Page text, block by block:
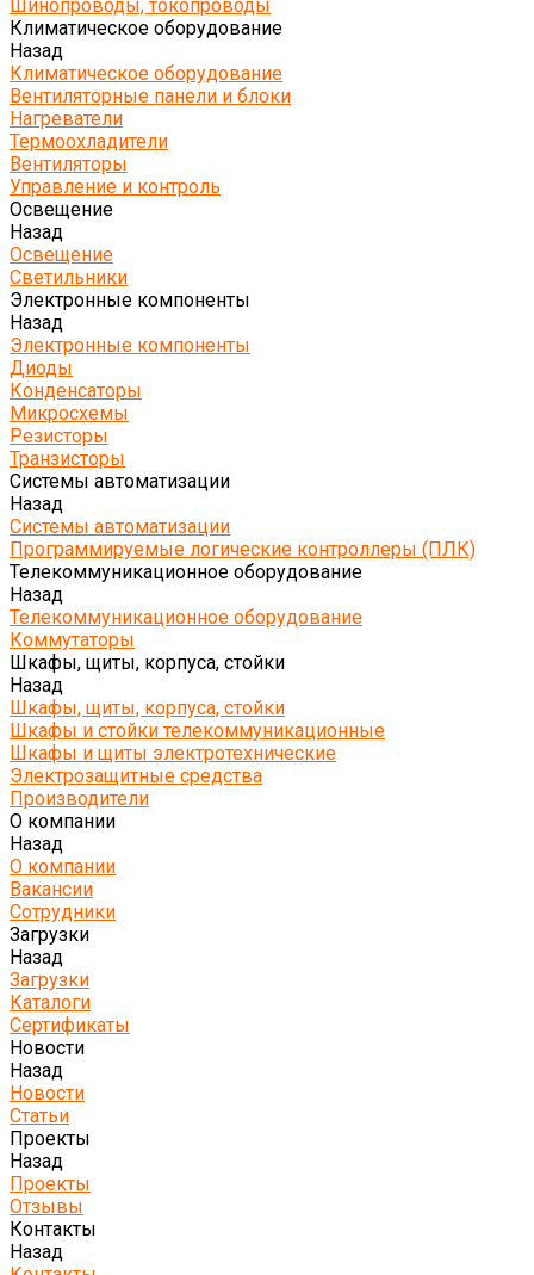
Шинопроводы, токопроводы
Климатическое оборудование
Назад
Климатическое оборудование
Вентиляторные панели и блоки
Нагреватели
Термоохладители
Вентиляторы
Управление и контроль
Освещение
Назад
Освещение
Светильники
Электронные компоненты
Назад
Электронные компоненты
Диоды
Конденсаторы
Микросхемы
Резисторы
Транзисторы
Системы автоматизации
Назад
Системы автоматизации
Программируемые логические контроллеры (ПЛК)
Телекоммуникационное оборудование
Назад
Телекоммуникационное оборудование
Коммутаторы
Шкафы, щиты, корпуса, стойки
Назад
Шкафы, щиты, корпуса, стойки
Шкафы и стойки телекоммуникационные
Шкафы и щиты электротехнические
Электрозащитные средства
Производители
О компании
Назад
О компании
Вакансии
Сотрудники
Загрузки
Назад
Загрузки
Каталоги
Сертификаты
Новости
Назад
Новости
Статьи
Проекты
Назад
Проекты
Отзывы
Контакты
Назад